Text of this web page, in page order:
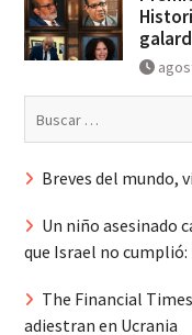
Breves del mundo,
Un niño asesinado
que Israel no cumplió:
The Financial
adiestran en Ucrania